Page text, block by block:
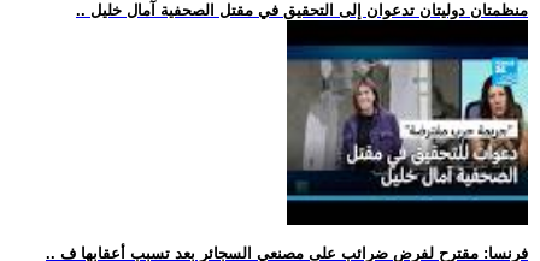
.. منظمتان دوليتان تدعوان إلى التحقيق في مقتل الصحفية آمال خليل
.. فرنسا: مقترح لفرض ضرائب على مصنعي السجائر بعد تسبب أعقابها ف